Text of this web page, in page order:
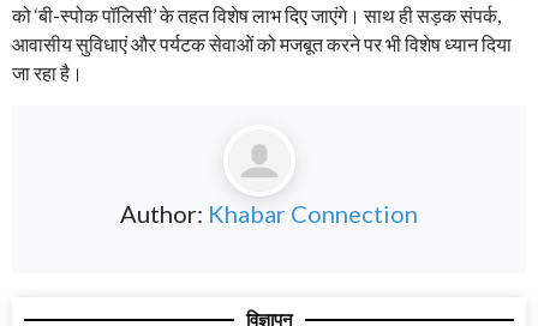
को ‘बी-स्पोक पॉलिसी’ के तहत विशेष लाभ दिए जाएंगे। साथ ही सड़क संपर्क,
आवासीय सुविधाएं और पर्यटक सेवाओं को मजबूत करने पर भी विशेष ध्यान दिया
जा रहा है।
Author: Khabar Connection
विज्ञापन